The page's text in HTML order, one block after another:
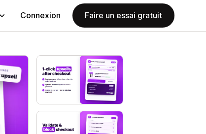
Connexion Faire un essai gratuit